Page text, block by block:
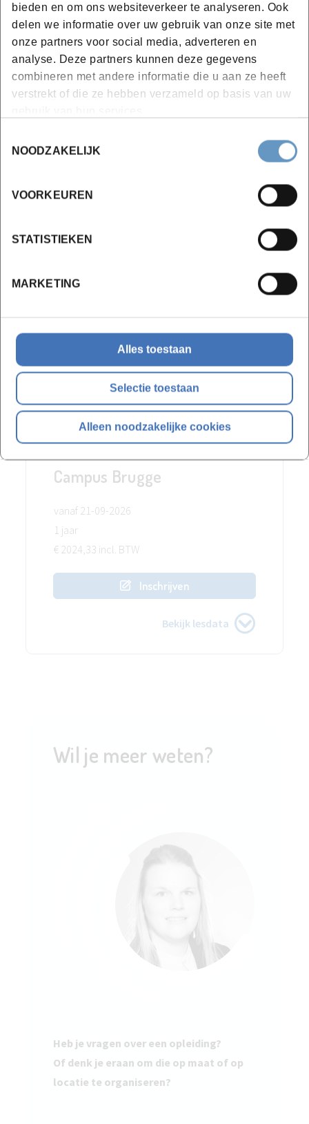
bieden en om ons websiteverkeer te analyseren. Ook
delen we informatie over uw gebruik van onze site met
onze partners voor social media, adverteren en
analyse. Deze partners kunnen deze gegevens
combineren met andere informatie die u aan ze heeft
verstrekt of die ze hebben verzameld op basis van uw
NOODZAKELIJK
VOORKEUREN
STATISTIEKEN
MARKETING
Alles toestaan
Selectie toestaan
Alleen noodzakelijke cookies
start van de opleiding zodat onnodige aankopen
vermeden kunnen worden.
Software:een éénjarige licentie van 'Adobe Creative
Cloud' is inbegrepen in de prijs.
een snijlat, snijmes, lijm en schaar
Getuigschrift
deze opleiding ontvang je het getuigschrift van
Grafisch
. Slaag je ook voor
(inbegrepen in het traject)?
Dan ontvang je een diploma. Zowel het getuigschrift als
Locaties en data
Campus Brugge
vanaf 21-09-2026
1 jaar
€ 2024,33 incl. BTW
Inschrijven
Bekijk lesdata
Wil je meer weten?
Heb je vragen over een opleiding?
Of denk je eraan om die op maat of op
locatie te organiseren?